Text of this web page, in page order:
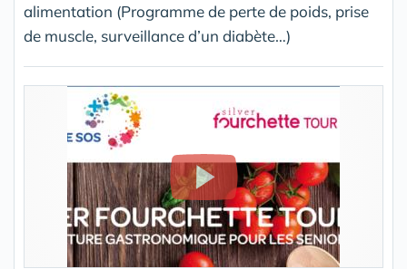
alimentation (Programme de perte de poids, prise
de muscle, surveillance d’un diabète…)